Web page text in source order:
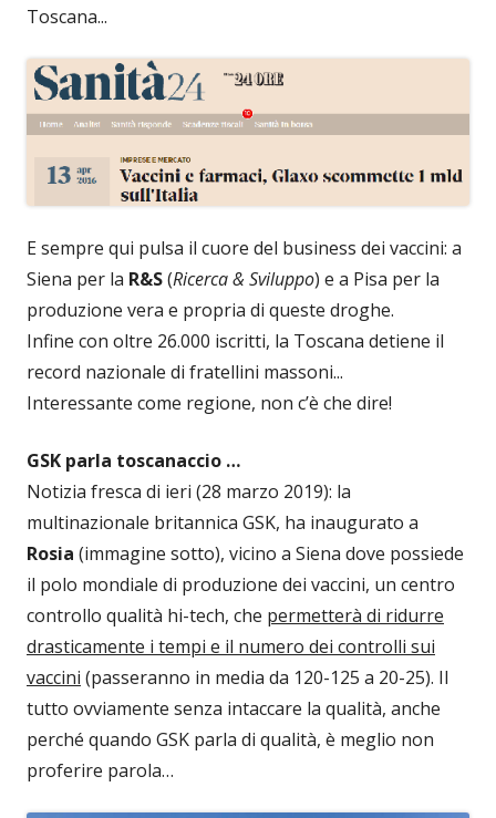
Toscana...
E sempre qui pulsa il cuore del business dei vaccini: a
Siena per la R&S(Ricerca & Sviluppo) e a Pisa per la
produzione vera e propria di queste droghe.
Infine con oltre 26.000 iscritti, la Toscana detiene il
record nazionale di fratellini massoni...
Interessante come regione, non c’è che dire!
GSK parla toscanaccio …
Notizia fresca di ieri (28 marzo 2019): la
multinazionale britannica GSK, ha inaugurato a
Rosia (immagine sotto), vicino a Siena dove possiede
il polo mondiale di produzione dei vaccini, un centro
controllo qualità hi-tech, che permetterà di ridurre
drasticamente i tempi e il numero dei controlli sui
vaccini (passeranno in media da 120-125 a 20-25). Il
tutto ovviamente senza intaccare la qualità, anche
perché quando GSK parla di qualità, è meglio non
proferire parola…